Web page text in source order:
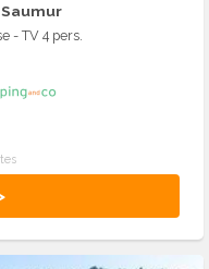
- TV 4 pers.